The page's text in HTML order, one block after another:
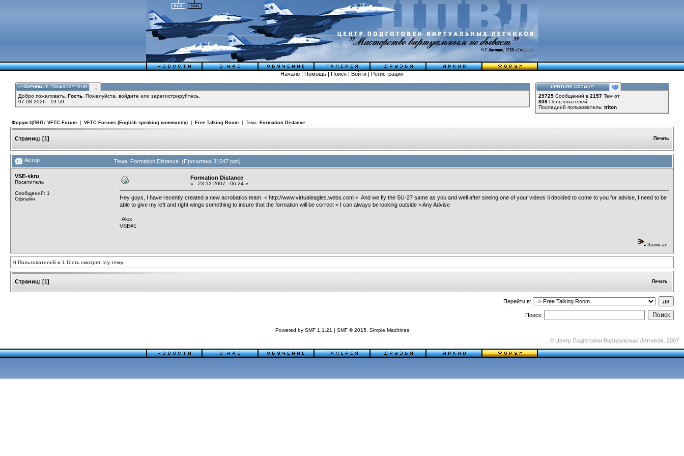
Начало | Помощь | Поиск | Войти | Регистрация
Добро пожаловать, Гость . Пожалуйста, войдите или зарегистрируйтесь
07.08.2026 - 19:59
29725 Сообщений в 2157 Тем от
839 Пользователей
Последний пользователь: triton
Форум ЦПВЛ / VFTC Forum VFTC Forums (English speaking community) Free Talking Room | Тема: Formation Distance
Страниц: [1] Печать
Автор Тема: Formation Distance (Прочитано 31647 раз)
VSE-skru
Посетитель
Сообщений: 1
Офлайн
Formation Distance
« : 23.12.2007 - 06:24 »
Hey guys, I have recently created a new acrobatics team < http://www.virtualeagles.webs.com > And we fly the SU-27 same as you and well after seeing one of your videos Ii decided to come to you for advise, I need to be
able to give my left and right wings something to insure that the formation will be correct < I can always be looking outside > Any Advise
-Alex
VSE#1
Записан
0 Пользователей и 1 Гость смотрят эту тему.
Страниц: [1] Печать
Перейти в:
Поиск:
Powered by SMF 1.1.21 | SMF © 2015, Simple Machines
© Центр Подготовки Виртуальных Летчиков. 2007